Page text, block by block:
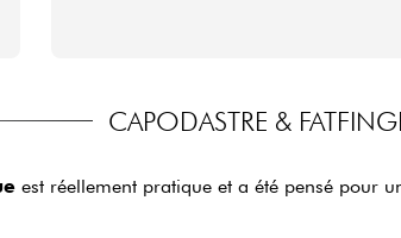
CAPODASTRE &
est réellement pratique et a été pensé pour